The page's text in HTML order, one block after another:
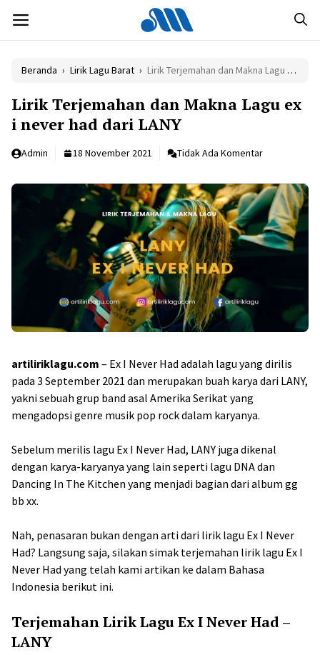
isi
MENU
Beranda › Lirik Lagu Barat › Lirik Terjemahan dan Makna Lagu ex i never had dari LANY
Lirik Terjemahan dan Makna Lagu ex
i never had dari LANY
Admin 18 November 2021 Tidak Ada Komentar
artiliriklagu.com – Ex I Never Had adalah lagu yang dirilis
pada 3 September 2021 dan merupakan buah karya dari LANY,
yakni sebuah grup band asal Amerika Serikat yang
mengadopsi genre musik pop rock dalam karyanya.
Sebelum merilis lagu Ex I Never Had, LANY juga dikenal
dengan karya-karyanya yang lain seperti lagu DNA dan
Dancing In The Kitchen yang menjadi bagian dari album gg
bb xx.
Nah, penasaran bukan dengan arti dari lirik lagu Ex I Never
Had? Langsung saja, silakan simak terjemahan lirik lagu Ex I
Never Had yang telah kami artikan ke dalam Bahasa
Indonesia berikut ini.
Terjemahan Lirik Lagu Ex I Never Had –
LANY